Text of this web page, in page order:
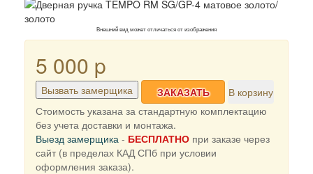
Внешний вид может отличаться от изображения
5 000 p
Вызвать замерщика ЗАКАЗАТЬ
В корзину
Стоимость указана за стандартную комплектацию
без учета доставки и монтажа.
Выезд замерщика - БЕСПЛАТНО при заказе через
сайт (в пределах КАД СПб при условии
оформления заказа).